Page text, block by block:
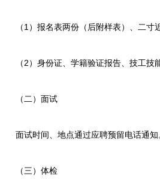
（1）报名表两份（后附样表）、二寸近
（2）身份证、学籍验证报告、技工技能
（二）面试
面试时间、地点通过应聘预留电话通知
（三）体检